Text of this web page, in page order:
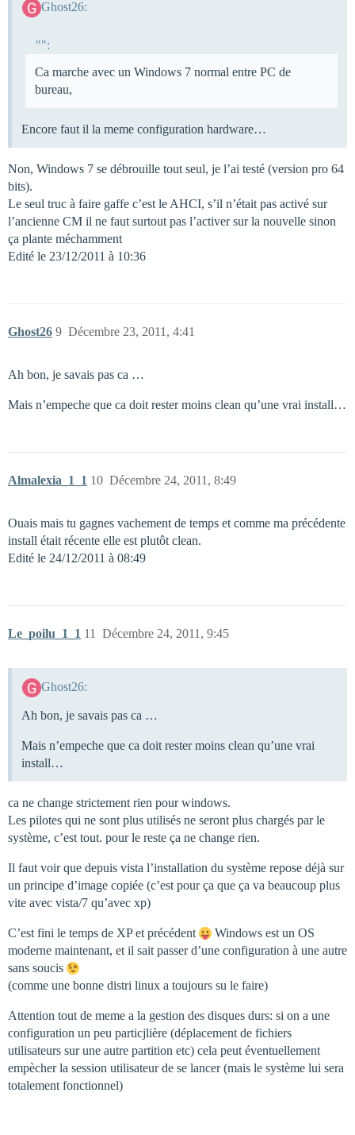
Ghost26:
"":
Ca marche avec un Windows 7 normal entre PC de
bureau,
Encore faut il la meme configuration hardware…
Non, Windows 7 se débrouille tout seul, je l’ai testé (version pro 64
bits).
Le seul truc à faire gaffe c’est le AHCI, s’il n’était pas activé sur
l’ancienne CM il ne faut surtout pas l’activer sur la nouvelle sinon
ça plante méchamment
Edité le 23/12/2011 à 10:36
Ghost26 Décembre 23, 2011, 4:41
9
Ah bon, je savais pas ca …
Mais n’empeche que ca doit rester moins clean qu’une vrai install…
Almalexia_1_1 Décembre 24, 2011, 8:49
10
Ouais mais tu gagnes vachement de temps et comme ma précédente
install était récente elle est plutôt clean.
Edité le 24/12/2011 à 08:49
Le_poilu_1_1 Décembre 24, 2011, 9:45
11
Ghost26:
Ah bon, je savais pas ca …
Mais n’empeche que ca doit rester moins clean qu’une vrai
install…
ca ne change strictement rien pour windows.
Les pilotes qui ne sont plus utilisés ne seront plus chargés par le
système, c’est tout. pour le reste ça ne change rien.
Il faut voir que depuis vista l’installation du système repose déjà sur
un principe d’image copiée (c’est pour ça que ça va beaucoup plus
vite avec vista/7 qu’avec xp)
C’est fini le temps de XP et précédent
Windows est un OS
moderne maintenant, et il sait passer d’une configuration à une autre
sans soucis
(comme une bonne distri linux a toujours su le faire)
Attention tout de meme a la gestion des disques durs: si on a une
configuration un peu particjlière (déplacement de fichiers
utilisateurs sur une autre partition etc) cela peut éventuellement
empècher la session utilisateur de se lancer (mais le système lui sera
totalement fonctionnel)